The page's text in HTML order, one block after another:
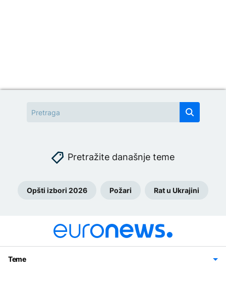
Pretražite današnje teme
Opšti izbori 2026 Požari Rat u Ukrajini
Teme